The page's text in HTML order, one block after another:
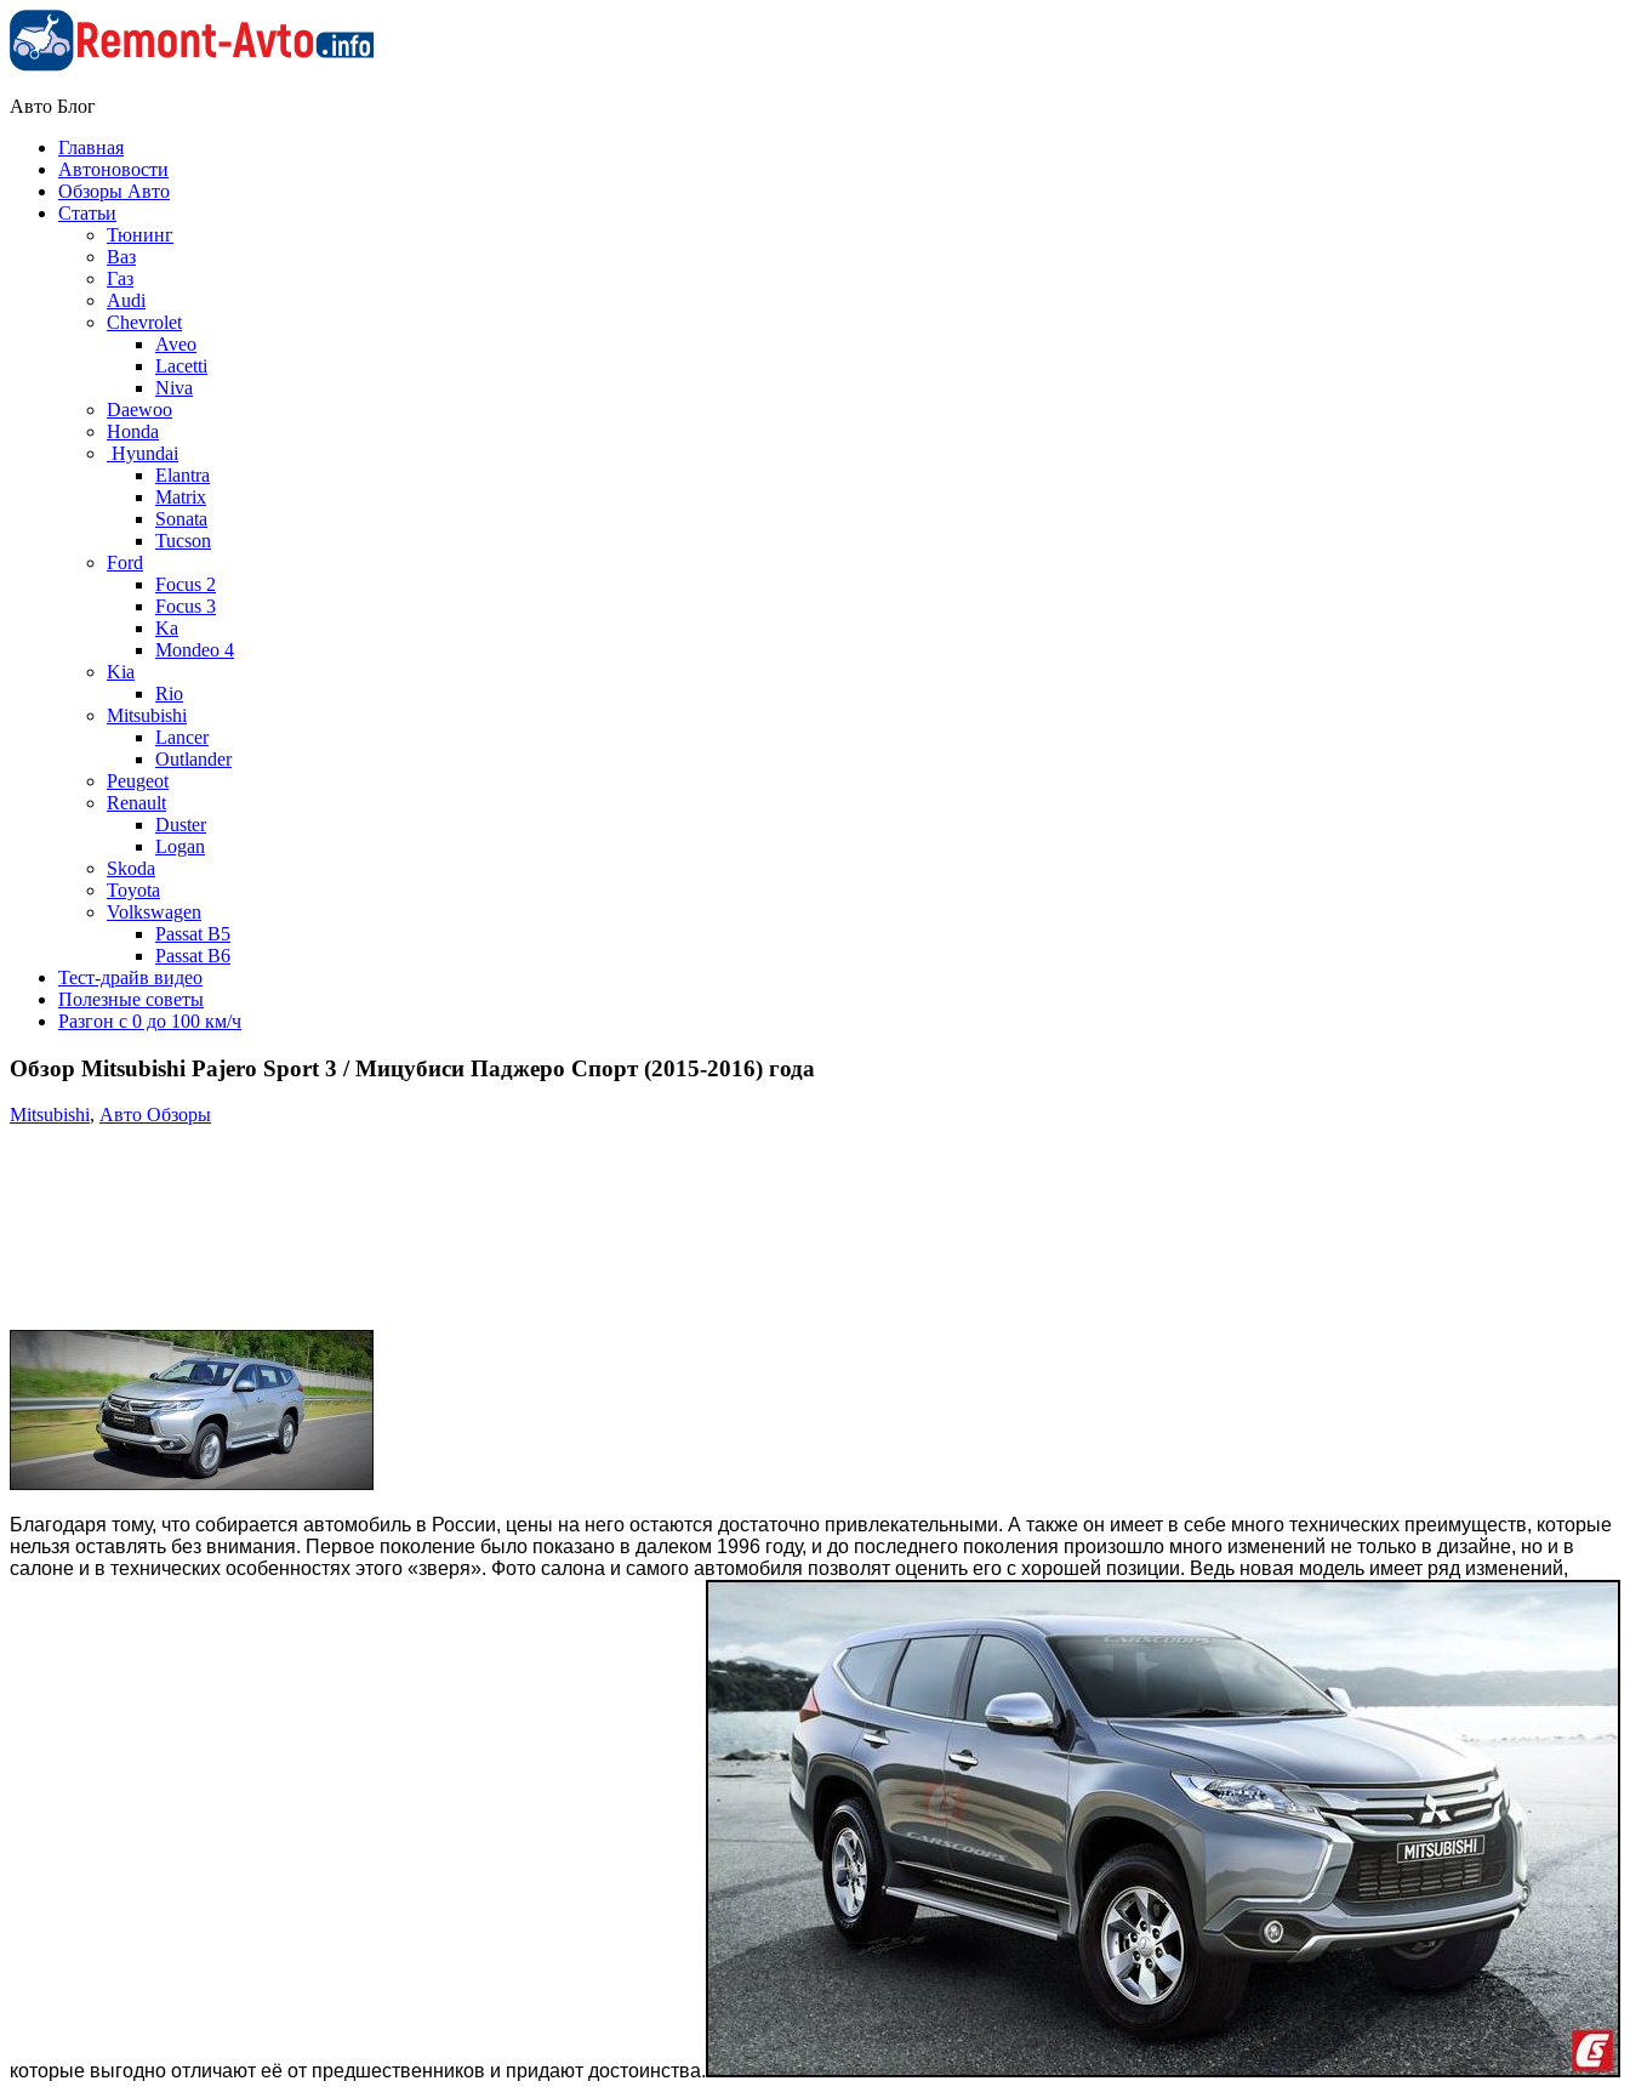
Авто Блог
Главная
Автоновости
Обзоры Авто
Статьи
Тюнинг
Ваз
Газ
Audi
Chevrolet
Aveo
Lacetti
Niva
Daewoo
Honda
Hyundai
Elantra
Matrix
Sonata
Tucson
Ford
Focus 2
Focus 3
Ka
Mondeo 4
Kia
Rio
Mitsubishi
Lancer
Outlander
Peugeot
Renault
Duster
Logan
Skoda
Toyota
Volkswagen
Passat B5
Passat B6
Тест-драйв видео
Полезные советы
Разгон с 0 до 100 км/ч
Обзор Mitsubishi Pajero Sport 3 / Мицубиси Паджеро Спорт (2015-2016) года
Mitsubishi, Авто Обзоры
Благодаря тому, что собирается автомобиль в России, цены на него остаются достаточно привлекательными. А также он имеет в себе много технических преимуществ, которые
нельзя оставлять без внимания. Первое поколение было показано в далеком 1996 году, и до последнего поколения произошло много изменений не только в дизайне, но и в
салоне и в технических особенностях этого «зверя». Фото салона и самого автомобиля позволят оценить его с хорошей позиции. Ведь новая модель имеет ряд изменений,
которые выгодно отличают её от предшественников и придают достоинства.